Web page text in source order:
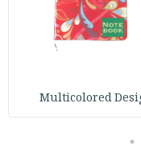
Multicolored
5